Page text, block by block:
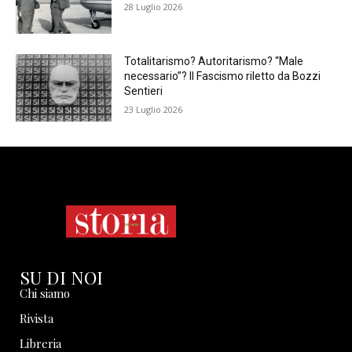
28 Luglio 2026
Totalitarismo? Autoritarismo? “Male
necessario”? Il Fascismo riletto da Bozzi
Sentieri
23 Luglio 2026
SU DI NOI
Chi siamo
Rivista
Libreria